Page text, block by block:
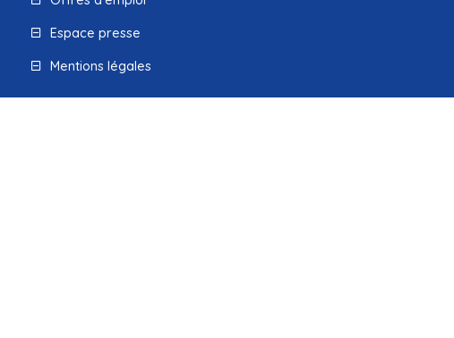
Espace presse
Mentions légales